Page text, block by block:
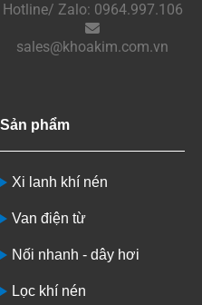
Hotline/ Zalo: 0964.997.106
sales@khoakim.com.vn
Sản phẩm
Xi lanh khí nén
Van điện từ
Nối nhanh - dây hơi
Lọc khí nén